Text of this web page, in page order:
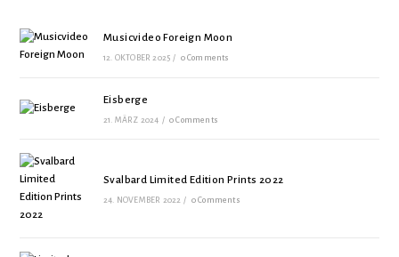
Musicvideo Foreign Moon
12. OKTOBER 2025 / 0 Comments
Eisberge
21. MÄRZ 2024 / 0 Comments
Svalbard Limited Edition Prints 2022
24. NOVEMBER 2022 / 0 Comments